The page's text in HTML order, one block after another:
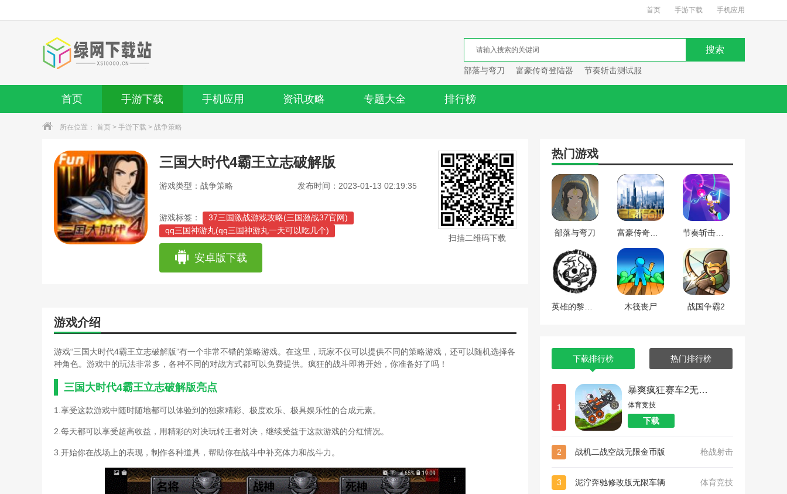
首页 手游下载 手机应用
部落与弯刀 富豪传奇登陆器 节奏斩击测试服
首页 手游下载 手机应用 资讯攻略 专题大全 排行榜
所在位置： 首页 > 手游下载 > 战争策略
三国大时代4霸王立志破解版
游戏类型：战争策略 发布时间：2023-01-13 02:19:35
游戏标签：
37三国激战游戏攻略(三国激战37官网)
qq三国神游丸(qq三国神游丸一天可以吃几个)
霸王传奇官网(雄霸传奇官网)
百度游戏三国战记攻略(手游版三国战记攻略)
冰汽时代采煤机达到储存上限(冰汽时代采煤机达到储存上限咋办)
电脑版三国战纪游戏攻略(电脑版三国战纪游戏攻略大全)
烽火三国传奇游戏攻略(烽火三国传奇游戏攻略大全)
攻略三国单机版游戏破解版预约(三国单机破解版游戏大全中文版)
火影忍者手游新时代攻略追打(火影忍者手游新时代攻略追打怎么打)
梦想三国最强游戏攻略(梦想三国小游戏)
三国q传手游攻略(q将三国手机版)
三国传奇游戏攻略综合篇(网游三国之传奇)
三国挂机传奇游戏攻略秘籍(三国杀传奇如何开挂)
三国将星传奇手游游戏攻略秘籍(三国将星传奇手游游戏攻略秘籍怎么
安卓版下载
扫描二维码下载
游戏介绍
游戏“三国大时代4霸王立志破解版”有一个非常不错的策略游戏。在这里，玩家不仅可以提供不同的策略游戏，还可以随机选择各
种角色。游戏中的玩法非常多，各种不同的对战方式都可以免费提供。疯狂的战斗即将开始，你准备好了吗！
三国大时代4霸王立志破解版亮点
1.享受这款游戏中随时随地都可以体验到的独家精彩、极度欢乐、极具娱乐性的合成元素。
2.每天都可以享受超高收益，用精彩的对决玩转王者对决，继续受益于这款游戏的分红情况。
3.开始你在战场上的表现，制作各种道具，帮助你在战斗中补充体力和战斗力。
热门游戏
部落与弯刀
木筏丧尸 战国争霸2
下载排行榜 热门排行榜
1
暴爽疯狂赛车2无限金币
体育竞技
下载
2 战机二战空战无限金币版 枪战射击
3 泥泞奔驰修改版无限车辆 体育竞技